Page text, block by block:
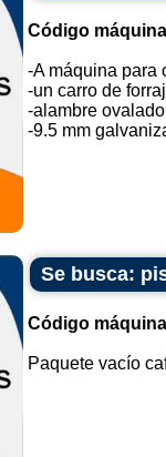
Código
-A máquina para
-un carro de
-alambre
-9.5 mm
Se busca:
Código
Paquete vacío